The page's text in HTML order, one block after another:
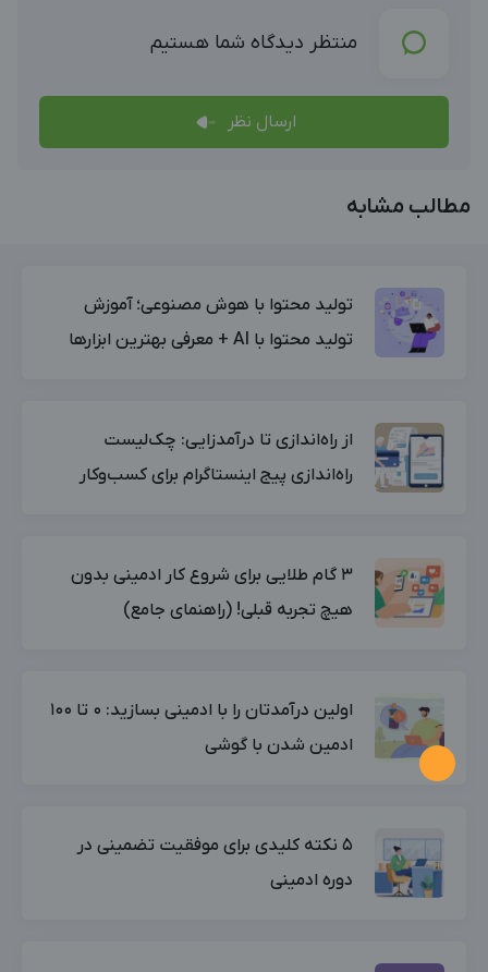
منتظر دیدگاه شما هستیم
ارسال نظر
مطالب مشابه
تولید محتوا با هوش مصنوعی؛ آموزش
تولید محتوا با AI + معرفی بهترین ابزارها
از راه‌اندازی تا درآمدزایی: چک‌لیست
راه‌اندازی پیج اینستاگرام برای کسب‌وکار
۳ گام طلایی برای شروع کار ادمینی بدون
هیچ تجربه قبلی! (راهنمای جامع)
اولین درآمدتان را با ادمینی بسازید: ۰ تا ۱۰۰
ادمین شدن با گوشی
۵ نکته کلیدی برای موفقیت تضمینی در
دوره ادمینی